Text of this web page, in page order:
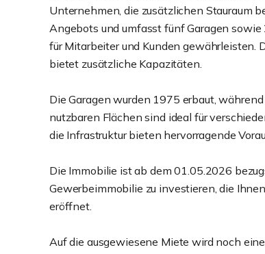
Unternehmen, die zusätzlichen Stauraum
Angebots und umfasst fünf Garagen
für Mitarbeiter und Kunden gewährleisten.
bietet zusätzliche Kapazitäten.
Die Garagen wurden 1975 erbaut,
nutzbaren Flächen sind ideal für
die Infrastruktur bieten hervorragende
Die Immobilie ist ab dem 01.05.2026
Gewerbeimmobilie zu investieren, die
eröffnet.
Auf die ausgewiesene Miete wird noch